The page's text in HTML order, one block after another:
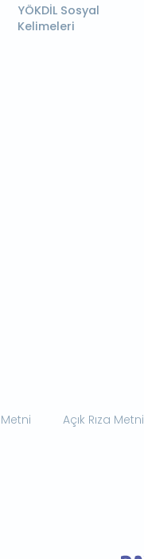
YÖKDİL Sosyal
Kelimeleri
Açık Rıza Metni